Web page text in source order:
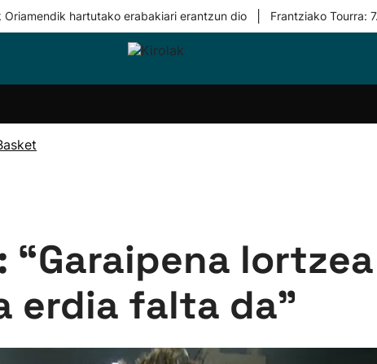
Oriamendik hartutako erabakiari erantzun dio Frantziako Tourra:
Taldeak
erdia falta da”